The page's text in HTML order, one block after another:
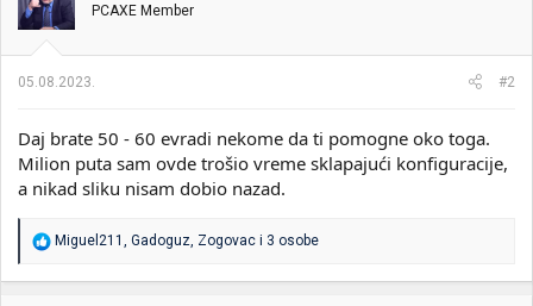
PCAXE Member
05.08.2023. #2
Daj brate 50 - 60 evradi nekome da ti pomogne oko toga.
Milion puta sam ovde trošio vreme sklapajući konfiguracije,
a nikad sliku nisam dobio nazad.
R
a
Miguel211 , Gadoguz, Zogovac i 3 osobe